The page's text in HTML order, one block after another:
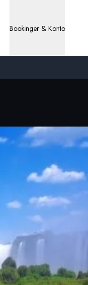
Bookinger & Konto